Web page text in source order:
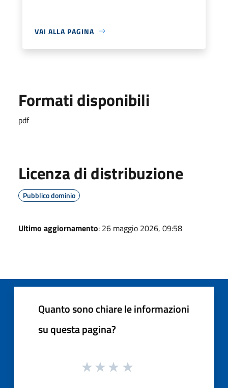
VAI ALLA PAGINA
Formati disponibili
pdf
Licenza di distribuzione
Pubblico dominio
Ultimo aggiornamento: 26 maggio 2026, 09:58
Quanto sono chiare le informazioni
su questa pagina?